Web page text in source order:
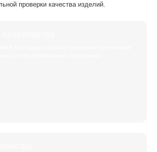
проверки качества изделий.